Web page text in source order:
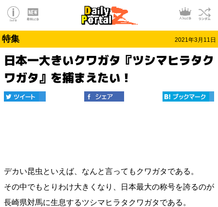
特集 2021年3月11日
日本一大きいクワガタ『ツシマヒラタク
ワガタ』を捕まえたい！
デカい昆虫といえば、なんと言ってもクワガタである。
その中でもとりわけ大きくなり、日本最大の称号を誇るのが
長崎県対馬に生息するツシマヒラタクワガタである。